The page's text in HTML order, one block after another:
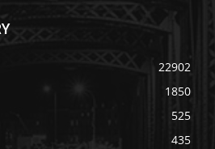
22902
1850
525
435